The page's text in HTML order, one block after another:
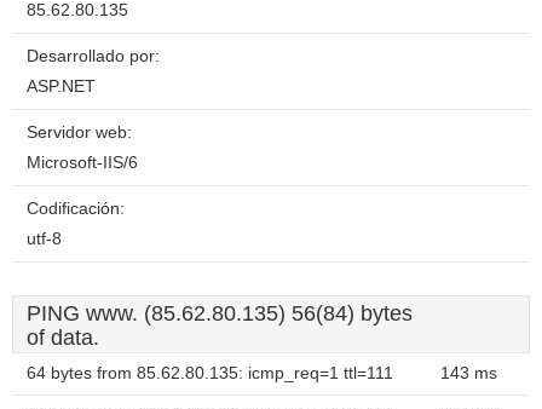
85.62.80.135
Desarrollado por:
ASP.NET
Servidor web:
Microsoft-IIS/6
Codificación:
utf-8
PING www. (85.62.80.135) 56(84) bytes
of data.
64 bytes from 85.62.80.135: icmp_req=1 ttl=111 143 ms